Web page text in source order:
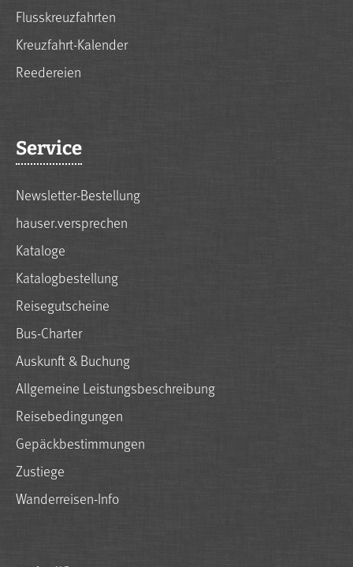
Flusskreuzfahrten
Kreuzfahrt-Kalender
Reedereien
Service
Newsletter-Bestellung
hauser.versprechen
Kataloge
Katalogbestellung
Reisegutscheine
Bus-Charter
Auskunft & Buchung
Allgemeine Leistungsbeschreibung
Reisebedingungen
Gepäckbestimmungen
Zustiege
Wanderreisen-Info